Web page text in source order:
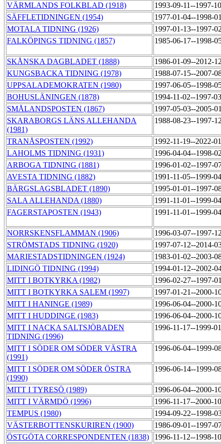
VÄRMLANDS FOLKBLAD (1918)
1993-09-11--1997-
SÄFFLETIDNINGEN (1954)
1977-01-04--1998-
MOTALA TIDNING (1926)
1997-01-13--1997-
FALKÖPINGS TIDNING (1857)
1985-06-17--1998-
SKÅNSKA DAGBLADET (1888)
1986-01-09--2012-
KUNGSBACKA TIDNING (1978)
1988-07-15--2007-
UPPSALADEMOKRATEN (1980)
1997-06-05--1998-
BOHUSLÄNINGEN (1878)
1994-11-02--1997-
SMÅLANDSPOSTEN (1867)
1997-05-03--2005-
SKARABORGS LÄNS ALLEHANDA
(1981)
1988-08-23--1997-
TRANÅSPOSTEN (1992)
1992-11-19--2022-
LAHOLMS TIDNING (1931)
1996-04-04--1998-
ARBOGA TIDNING (1881)
1996-01-02--1997-
AVESTA TIDNING (1882)
1991-11-05--1999-
BÄRGSLAGSBLADET (1890)
1995-01-01--1997-
SALA ALLEHANDA (1880)
1991-11-01--1999-
FAGERSTAPOSTEN (1943)
1991-11-01--1999-
NORRSKENSFLAMMAN (1906)
1996-03-07--1997-
STRÖMSTADS TIDNING (1920)
1997-07-12--2014-
MARIESTADSTIDNINGEN (1924)
1983-01-02--2003-
LIDINGÖ TIDNING (1994)
1994-01-12--2002-
MITT I BOTKYRKA (1982)
1996-02-27--1997-
MITT I BOTKYRKA SALEM (1997)
1997-01-21--2000-
MITT I HANINGE (1989)
1996-06-04--2000-
MITT I HUDDINGE (1983)
1996-06-04--2000-
MITT I NACKA SALTSJÖBADEN
TIDNING (1996)
1996-11-17--1999-
MITT I SÖDER OM SÖDER VÄSTRA
(1991)
1996-06-04--1999-
MITT I SÖDER OM SÖDER ÖSTRA
(1990)
1996-06-14--1999-
MITT I TYRESÖ (1989)
1996-06-04--2000-
MITT I VÄRMDÖ (1996)
1996-11-17--2000-
TEMPUS (1980)
1994-09-22--1998-
VÄSTERBOTTENSKURIREN (1900)
1986-09-01--1997-
ÖSTGÖTA CORRESPONDENTEN (1838)
1996-11-12--1998-